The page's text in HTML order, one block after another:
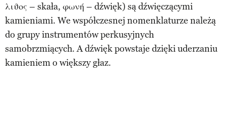
λιϑος – skała, φωνή – dźwięk) są dźwięczącymi
kamieniami. We współczesnej nomenklaturze należą
do grupy instrumentów perkusyjnych
samobrzmiących. A dźwięk powstaje dzięki uderzaniu
kamieniem o większy głaz.